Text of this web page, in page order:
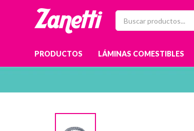
PRODUCTOS LÁMINAS COMESTIBLES